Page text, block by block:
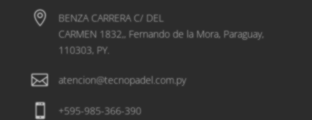

BENZA CARRERA C/ DEL
CARMEN 1832,, Fernando de la Mora, Paraguay,
110303, PY.
 atencion@tecnopadel.com.py
 +595-985-366-390